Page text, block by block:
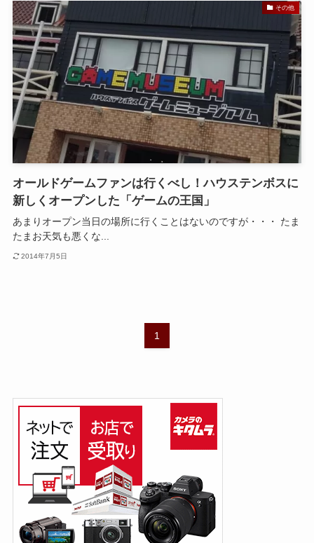
その他
オールドゲームファンは行くべし！ハウステンボスに
新しくオープンした「ゲームの王国」
あまりオープン当日の場所に行くことはないのですが・・・ たま
たまお天気も悪くな...
2014年7月5日
1